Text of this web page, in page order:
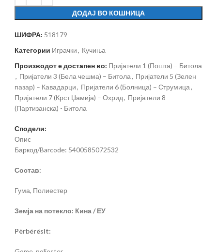
ДОДАЈ ВО КОШНИЦА
ШИФРА: 518179
Категории Играчки, Кучиња
Производот е достапен во: Пријатели 1 (Пошта) – Битола
, Пријатели 3 (Бела чешма) – Битола, Пријатели 5 (Зелен
пазар) – Кавадарци, Пријатели 6 (Болница) – Струмица,
Пријатели 7 (Крст Џамија) – Охрид, Пријатели 8
(Партизанска) - Битола
Сподели:
Опис
Баркод/Barcode: 5400585072532
Состав:
Гума, Полиестер
Земја на потекло: Кина / ЕУ
Përbërësit: